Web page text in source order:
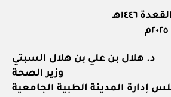
د. هلال بن علي بن هلال السبتي
وزير الصحة
إدارة المدينة الطبية الجامعية